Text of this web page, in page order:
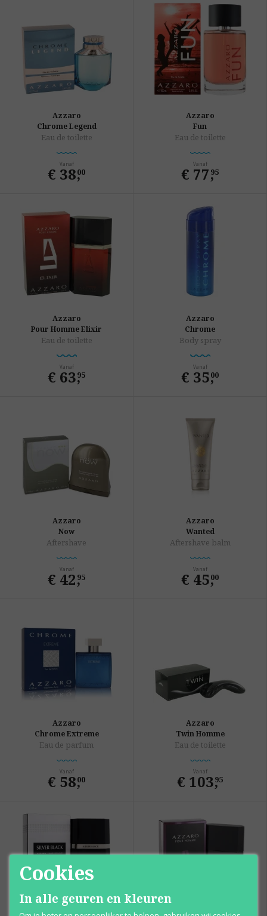
Azzaro
Chrome Legend
Eau de toilette
Vanaf
€ 38,
00
Azzaro
Fun
Eau de toilette
Vanaf
€ 77,
95
Azzaro
Pour Homme Elixir
Eau de toilette
Vanaf
€ 63,
95
Azzaro
Chrome
Body spray
Vanaf
€ 35,
00
Azzaro
Now
Aftershave
Vanaf
€ 42,
95
Azzaro
Wanted
Aftershave balm
Vanaf
€ 45,
00
Azzaro
Chrome Extreme
Eau de parfum
Vanaf
€ 58,
00
Azzaro
Twin Homme
Eau de toilette
Vanaf
€ 103,
95
Cookies
In alle geuren en kleuren